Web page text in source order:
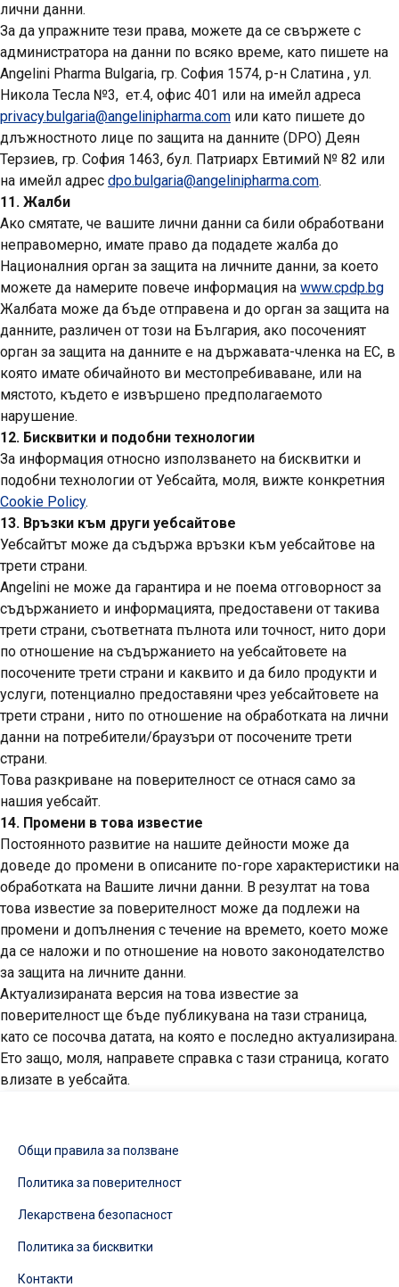
лични данни.
За да упражните тези права, можете да се свържете с
администратора на данни по всяко време, като пишете на
Angelini Pharma Bulgaria, гр. София 1574, р-н Слатина , ул.
Никола Тесла №3, ет.4, офис 401 или на имейл адреса
privacy.bulgaria@angelinipharma.com или като пишете до
длъжностното лице по защита на данните (DPO) Деян
Терзиев, гр. София 1463, бул. Патриарх Евтимий № 82 или
на имейл адрес dpo.bulgaria@angelinipharma.com.
11. Жалби
Ако смятате, че вашите лични данни са били обработвани
неправомерно, имате право да подадете жалба до
Националния орган за защита на личните данни, за което
можете да намерите повече информация на www.cpdp.bg
Жалбата може да бъде отправена и до орган за защита на
данните, различен от този на България, ако посоченият
орган за защита на данните е на държавата-членка на ЕС, в
която имате обичайното ви местопребиваване, или на
мястото, където е извършено предполагаемото
нарушение.
12. Бисквитки и подобни технологии
За информация относно използването на бисквитки и
подобни технологии от Уебсайта, моля, вижте конкретния
Cookie Policy.
13. Връзки към други уебсайтове
Уебсайтът може да съдържа връзки към уебсайтове на
трети страни.
Angelini не може да гарантира и не поема отговорност за
съдържанието и информацията, предоставени от такива
трети страни, съответната пълнота или точност, нито дори
по отношение на съдържанието на уебсайтовете на
посочените трети страни и каквито и да било продукти и
услуги, потенциално предоставяни чрез уебсайтовете на
трети страни , нито по отношение на обработката на лични
данни на потребители/браузъри от посочените трети
страни.
Това разкриване на поверителност се отнася само за
нашия уебсайт.
14. Промени в това известие
Постоянното развитие на нашите дейности може да
доведе до промени в описаните по-горе характеристики на
обработката на Вашите лични данни. В резултат на това
това известие за поверителност може да подлежи на
промени и допълнения с течение на времето, което може
да се наложи и по отношение на новото законодателство
за защита на личните данни.
Актуализираната версия на това известие за
поверителност ще бъде публикувана на тази страница,
като се посочва датата, на която е последно актуализирана.
Ето защо, моля, направете справка с тази страница, когато
влизате в уебсайта.
Общи правила за ползване
Политика за поверителност
Лекарствена безопасност
Политика за бисквитки
Контакти